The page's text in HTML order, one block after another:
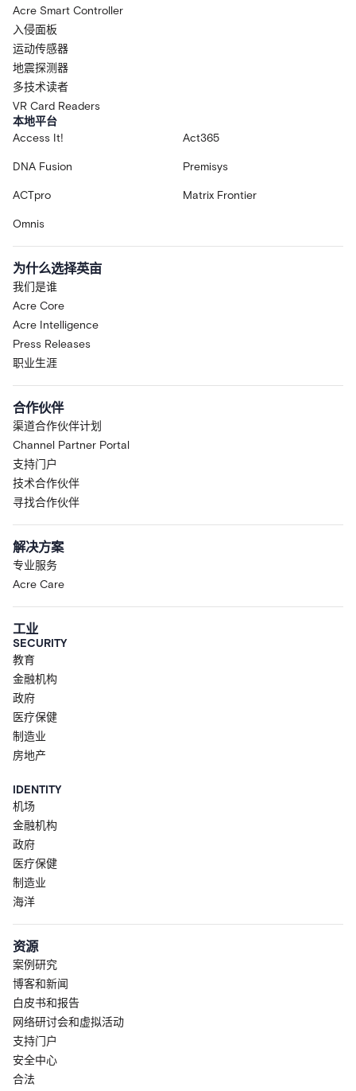
Acre Smart Controller
入侵面板
运动传感器
地震探测器
多技术读者
VR Card Readers
本地平台
Access It!
Act365
DNA Fusion Premisys
ACTpro Matrix Frontier
Omnis
为什么选择英亩
我们是谁
Acre Core
Acre Intelligence
Press Releases
职业生涯
合作伙伴
渠道合作伙伴计划
Channel Partner Portal
支持门户
技术合作伙伴
寻找合作伙伴
解决方案
专业服务
Acre Care
工业
SECURITY
教育
金融机构
政府
医疗保健
制造业
房地产
IDENTITY
机场
金融机构
政府
医疗保健
制造业
海洋
资源
案例研究
博客和新闻
白皮书和报告
网络研讨会和虚拟活动
支持门户
安全中心
合法